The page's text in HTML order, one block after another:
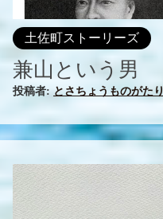
土佐町ストーリーズ
兼山という男
投稿者: とさちょうものがたり